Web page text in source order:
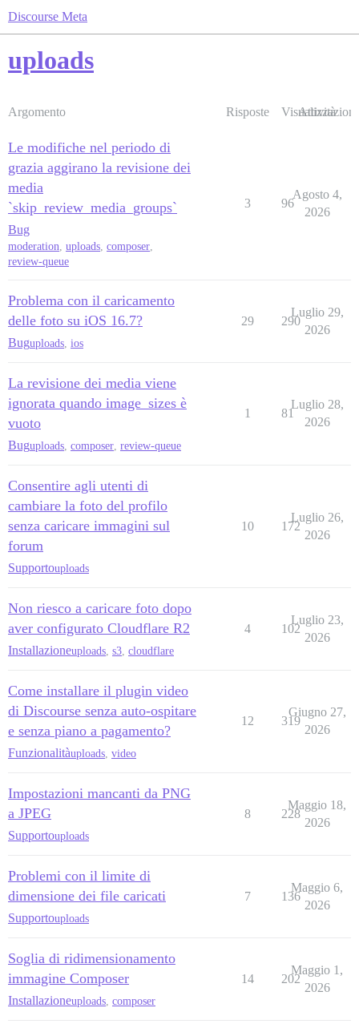
Discourse Meta
uploads
Argomento Risposte Visualizzazioni
Attività
Le modifiche nel periodo di
grazia aggirano la revisione dei
media
`skip_review_media_groups`
Bug
moderation, uploads, composer,
review-queue
3 96
Agosto 4,
2026
Problema con il caricamento
delle foto su iOS 16.7?
Buguploads ios
29 290
Luglio 29,
2026
La revisione dei media viene
ignorata quando image_sizes è
vuoto
Buguploads composer review-queue
1 81
Luglio 28,
2026
Consentire agli utenti di
cambiare la foto del profilo
senza caricare immagini sul
forum
Supportouploads
10 172
Luglio 26,
2026
Non riesco a caricare foto dopo
aver configurato Cloudflare R2
Installazioneuploads s3 cloudflare
4 102
Luglio 23,
2026
Come installare il plugin video
di Discourse senza auto-ospitare
e senza piano a pagamento?
Funzionalitàuploads video
12 319
Giugno 27,
2026
Impostazioni mancanti da PNG
a JPEG
Supportouploads
8 228
Maggio 18,
2026
Problemi con il limite di
dimensione dei file caricati
Supportouploads
7 136
Maggio 6,
2026
Soglia di ridimensionamento
immagine Composer
Installazioneuploads composer
14 202
Maggio 1,
2026